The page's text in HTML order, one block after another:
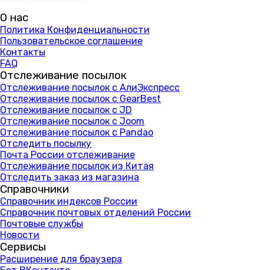
О нас
Политика Конфиденциальности
Пользовательское соглашение
Контакты
FAQ
Отслеживание посылок
Отслеживание посылок с АлиЭкспресс
Отслеживание посылок с GearBest
Отслеживание посылок с JD
Отслеживание посылок с Joom
Отслеживание посылок с Pandao
Отследить посылку
Почта России отслеживание
Отслеживание посылок из Китая
Отследить заказ из магазина
Справочники
Справочник индексов России
Справочник почтовых отделений России
Почтовые службы
Новости
Сервисы
Расширение для браузера